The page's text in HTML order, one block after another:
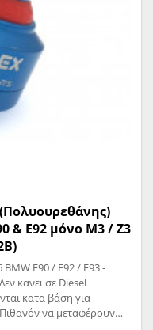
& E92 μόνο M3 / Z3
BMW E90 / E92 / E93 -
κανει σε Diesel